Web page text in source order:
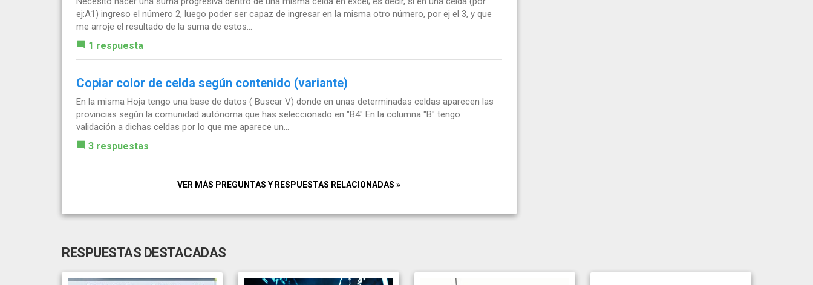
ej:A1) ingreso el número 2, luego poder ser capaz de ingresar en la misma otro número, por ej el 3, y que
me arroje el resultado de la suma de estos...
1 respuesta
Copiar color de celda según contenido (variante)
En la misma Hoja tengo una base de datos ( Buscar V) donde en unas determinadas celdas aparecen las
provincias según la comunidad autónoma que has seleccionado en "B4" En la columna "B" tengo
validación a dichas celdas por lo que me aparece un...
3 respuestas
VER MÁS PREGUNTAS Y RESPUESTAS RELACIONADAS »
RESPUESTAS DESTACADAS